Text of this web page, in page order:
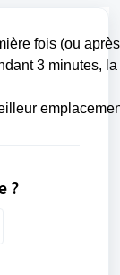
fois (ou
3 minutes,
?